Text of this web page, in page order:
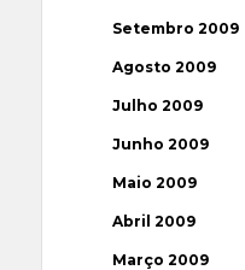
Setembro 2009
Agosto 2009
Julho 2009
Junho 2009
Maio 2009
Abril 2009
Março 2009